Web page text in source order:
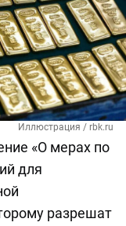
Иллюстрация / rbk.ru
«О мерах по
для
разрешат